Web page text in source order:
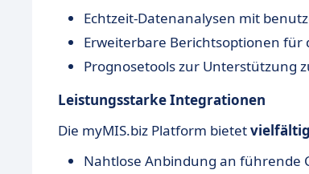
Echtzeit-Datenanalysen mit
Erweiterbare Berichtsoptionen für
Prognosetools zur Unterstützung
Leistungsstarke Integrationen
Die myMIS.biz Platform bietet
Nahtlose Anbindung an führende